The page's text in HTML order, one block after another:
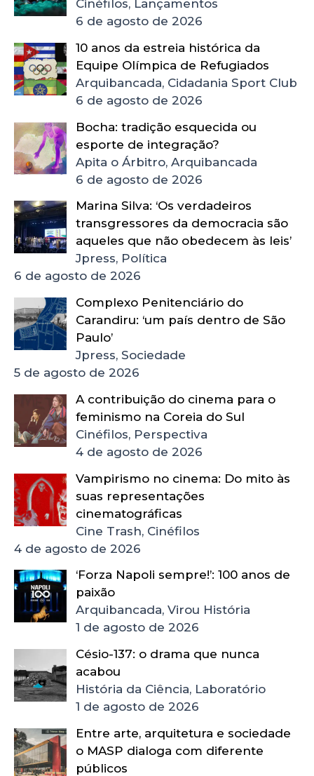
Cinéfilos, Lançamentos
6 de agosto de 2026
10 anos da estreia histórica da
Equipe Olímpica de Refugiados
Arquibancada, Cidadania Sport Club
6 de agosto de 2026
Bocha: tradição esquecida ou
esporte de integração?
Apita o Árbitro, Arquibancada
6 de agosto de 2026
Marina Silva: ‘Os verdadeiros
transgressores da democracia são
aqueles que não obedecem às leis’
Jpress, Política
6 de agosto de 2026
Complexo Penitenciário do
Carandiru: ‘um país dentro de São
Paulo’
Jpress, Sociedade
5 de agosto de 2026
A contribuição do cinema para o
feminismo na Coreia do Sul
Cinéfilos, Perspectiva
4 de agosto de 2026
Vampirismo no cinema: Do mito às
suas representações
cinematográficas
Cine Trash, Cinéfilos
4 de agosto de 2026
‘Forza Napoli sempre!’: 100 anos de
paixão
Arquibancada, Virou História
1 de agosto de 2026
Césio-137: o drama que nunca
acabou
História da Ciência, Laboratório
1 de agosto de 2026
Entre arte, arquitetura e sociedade
o MASP dialoga com diferente
públicos